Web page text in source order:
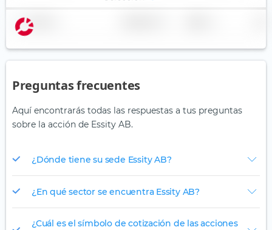
Nombre
Preguntas frecuentes
Aquí encontrarás todas las respuestas a tus preguntas
sobre la acción de Essity AB.
¿Dónde tiene su sede Essity AB?
¿En qué sector se encuentra Essity AB?
¿Cuál es el símbolo de cotización de las acciones